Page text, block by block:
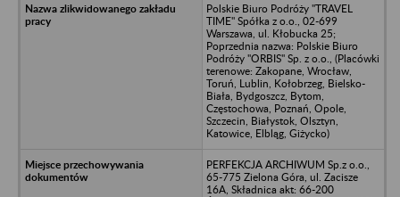
Polskie Biuro Podróży "TRAVEL
TIME" Spółka z o.o., 02-699
Warszawa, ul. Kłobucka 25;
Poprzednia nazwa: Polskie Biuro
Podróży "ORBIS" Sp. z o.o., (Placówki
terenowe: Zakopane, Wrocław,
Toruń, Lublin, Kołobrzeg, Bielsko-
Biała, Bydgoszcz, Bytom,
Częstochowa, Poznań, Opole,
Szczecin, Białystok, Olsztyn,
Katowice, Elbląg, Giżycko)
PERFEKCJA ARCHIWUM Sp.z o.o.,
65-775 Zielona Góra, ul. Zacisze
16A, Składnica akt: 66-200